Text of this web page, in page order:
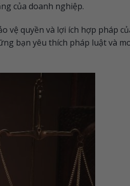
của doanh nghiệp.
quyền và lợi ích hợp pháp
bạn yêu thích pháp luật và